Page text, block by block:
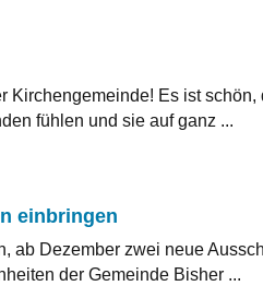
Kirchengemeinde! Es ist
fühlen und sie auf ganz ...
einbringen
ab Dezember zwei neue
der Gemeinde Bisher ...